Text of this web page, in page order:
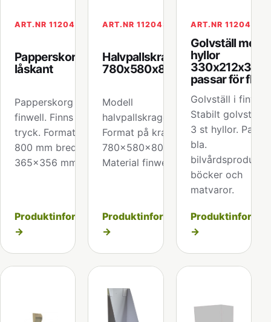
ART.NR 112040
Papperskorg med
låskant
Papperskorg i
finwell. Finns med
tryck. Format höjd
800 mm bredd
365x356 mm.
Produktinformation
→
ART.NR 112043
Halvpallskrage
780x580x800mm
Modell
halvpallskrage.
Format på kragen
780x580x800mm.
Material finwell.
Produktinformation
→
ART.NR 112045
Golvställ med 3
hyllor
passar för
Golvställ i finwell.
Stabilt golvställ
3 st hyllor.
bla.
böcker och
matvaror.
→